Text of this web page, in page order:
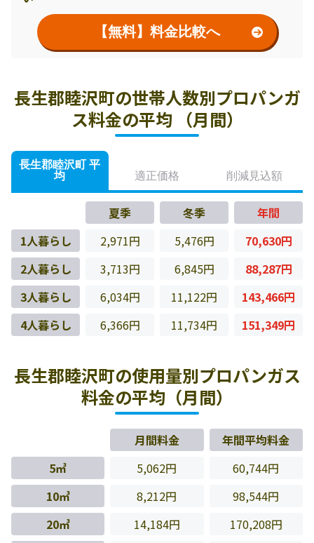
【無料】料金比較へ
長生郡睦沢町の世帯人数別プロパンガ
ス料金の平均 （月間）
長生郡睦沢町 平
均
適正価格 削減見込額
夏季 冬季
年間
1人暮らし
2,971円 5,476円
70,630円
2人暮らし
3,713円 6,845円
88,287円
3人暮らし
6,034円 11,122円
143,466円
4人暮らし
6,366円 11,734円 151,349円
長生郡睦沢町の使用量別プロパンガス
料金の平均（月間）
月間料金
年間平均料金
5㎥
5,062円
60,744円
10㎥
8,212円
98,544円
20㎥
14,184円
170,208円